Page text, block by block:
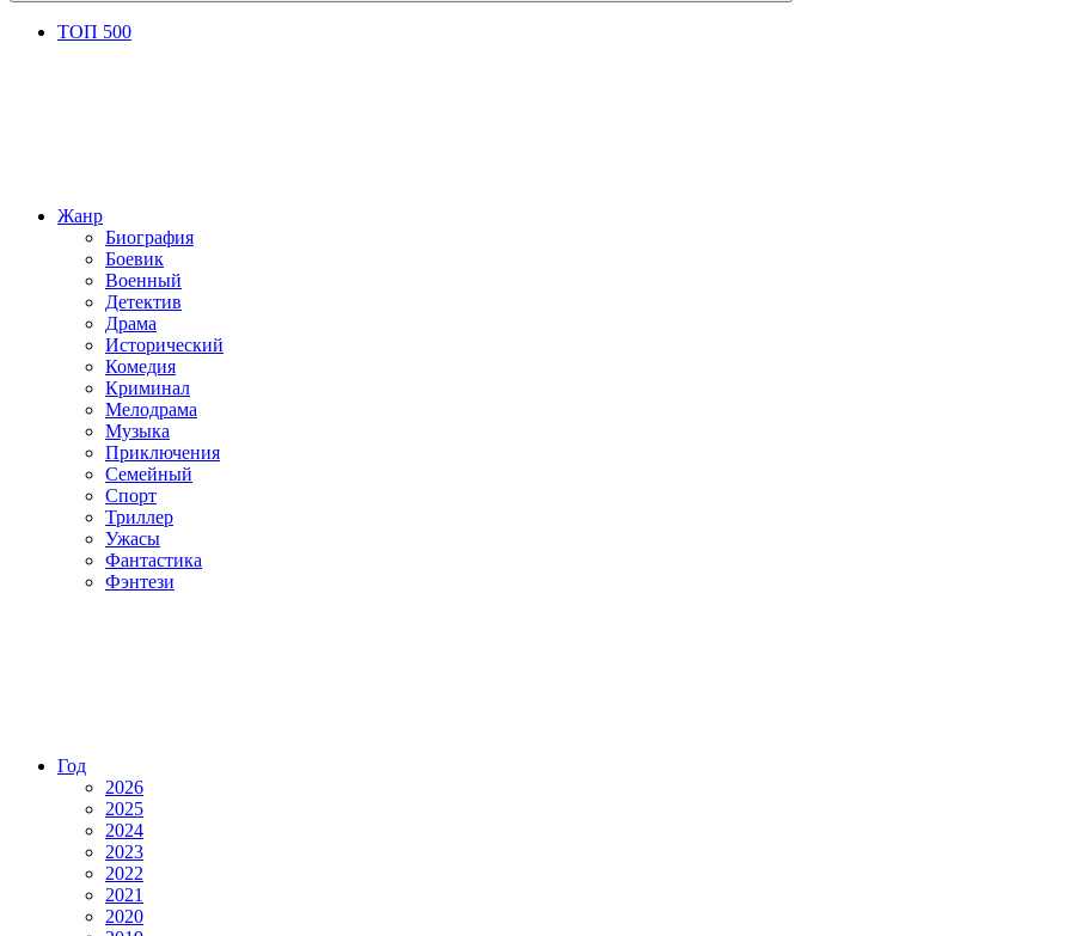
ТОП 500
Жанр
Биография
Боевик
Военный
Детектив
Драма
Исторический
Комедия
Криминал
Мелодрама
Музыка
Приключения
Семейный
Спорт
Триллер
Ужасы
Фантастика
Фэнтези
Год
2026
2025
2024
2023
2022
2021
2020